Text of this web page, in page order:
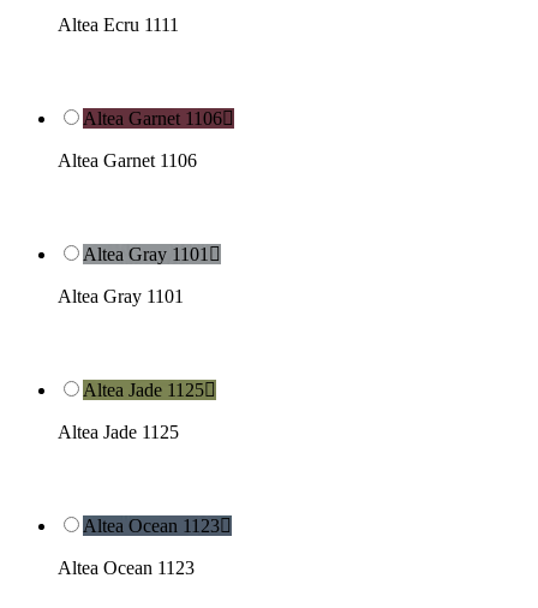
Altea Ecru 1111
Altea Garnet 1106
Altea Garnet 1106
Altea Gray 1101 
Altea Gray 1101
Altea Jade 1125
Altea Jade 1125
Altea Ocean 1123
Altea Ocean 1123